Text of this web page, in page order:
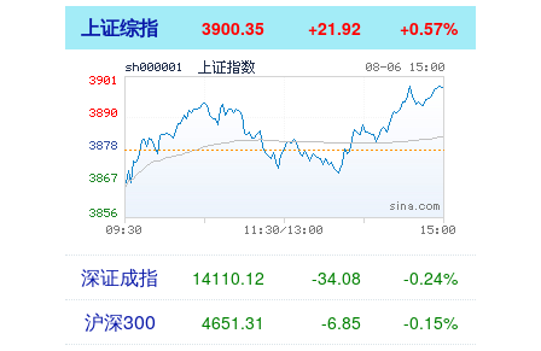
上证综指 3900.35 +21.92 +0.57%
深证成指 14110.12 -34.08 -0.24%
沪深300 4651.31 -6.85 -0.15%